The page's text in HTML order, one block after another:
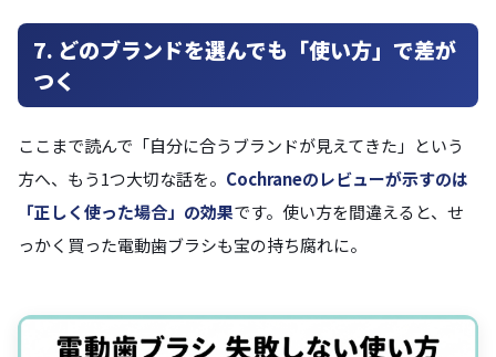
7. どのブランドを選んでも「使い方」で差が
つく
ここまで読んで「自分に合うブランドが見えてきた」という
方へ、もう1つ大切な話を。 Cochraneのレビューが示すのは
「正しく使った場合」の効果です。使い方を間違えると、せ
っかく買った電動歯ブラシも宝の持ち腐れに。